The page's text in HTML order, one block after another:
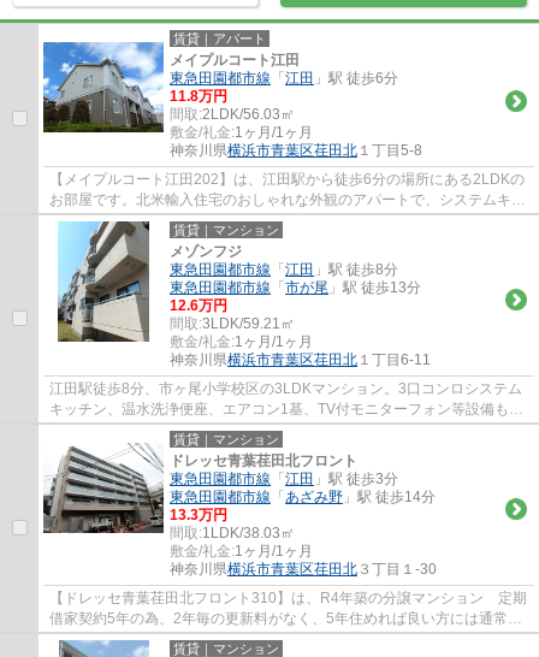
賃貸｜アパート
メイプルコート江田
東急田園都市線 「 江田 」駅 徒歩6分
11.8万円
間取:2LDK/56.03㎡
敷金/礼金:1ヶ月/1ヶ月
神奈川県横浜市青葉区荏田北 １丁目5-8
【メイプルコート江田202】は、江田駅から徒歩6分の場所にある2LDKの
お部屋です。北米輸入住宅のおしゃれな外観のアパートで、システムキッ
チン、追い焚き、洗髪洗面化粧台など設備も...
賃貸｜マンション
メゾンフジ
東急田園都市線 「 江田 」駅 徒歩8分
東急田園都市線 「 市が尾 」駅 徒歩13分
12.6万円
間取:3LDK/59.21㎡
敷金/礼金:1ヶ月/1ヶ月
神奈川県横浜市青葉区荏田北 １丁目6-11
江田駅徒歩8分、市ヶ尾小学校区の3LDKマンション。3口コンロシステム
キッチン、温水洗浄便座、エアコン1基、TV付モニターフォン等設備も充
実。目の前に公園と徒歩3分の距離にスーパー...
賃貸｜マンション
ドレッセ青葉荏田北フロント
東急田園都市線 「 江田 」駅 徒歩3分
東急田園都市線 「 あざみ野 」駅 徒歩14分
13.3万円
間取:1LDK/38.03㎡
敷金/礼金:1ヶ月/1ヶ月
神奈川県横浜市青葉区荏田北 ３丁目１-30
【ドレッセ青葉荏田北フロント310】は、R4年築の分譲マンション 定期
借家契約5年の為、2年毎の更新料がなく、5年住めれば良い方には通常か
かる２年毎の更新料が2回分も節約可能なお部...
賃貸｜マンション